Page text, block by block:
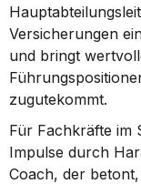
Versicherungen
und bringt
zugutekommt.
Für Fachkräfte im
Impulse durch
Coach, der